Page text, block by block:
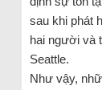
sau khi phát
hai người và
Seattle.
Như vậy,